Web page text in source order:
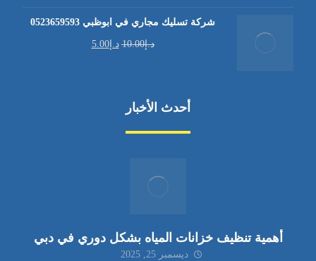
شركة تسليك مجاري في ابوظبي 0523659593
د.إ10.00 د.إ5.00
أحدث الأخبار
أهمية تنظيف خزانات المياه بشكل دوري في دبي
ديسمبر 25, 2025